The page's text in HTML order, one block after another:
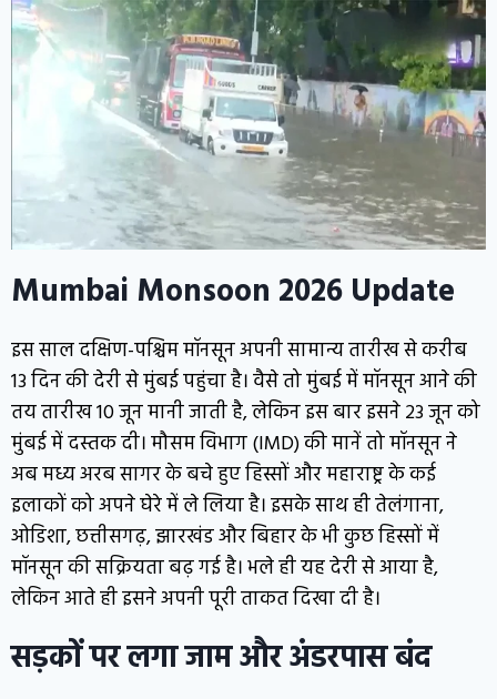
Mumbai Monsoon 2026 Update
इस साल दक्षिण-पश्चिम मॉनसून अपनी सामान्य तारीख से करीब
13 दिन की देरी से मुंबई पहुंचा है। वैसे तो मुंबई में मॉनसून आने की
तय तारीख 10 जून मानी जाती है, लेकिन इस बार इसने 23 जून को
मुंबई में दस्तक दी। मौसम विभाग (IMD) की मानें तो मॉनसून ने
अब मध्य अरब सागर के बचे हुए हिस्सों और महाराष्ट्र के कई
इलाकों को अपने घेरे में ले लिया है। इसके साथ ही तेलंगाना,
ओडिशा, छत्तीसगढ़, झारखंड और बिहार के भी कुछ हिस्सों में
मॉनसून की सक्रियता बढ़ गई है। भले ही यह देरी से आया है,
लेकिन आते ही इसने अपनी पूरी ताकत दिखा दी है।
सड़कों पर लगा जाम और अंडरपास बंद